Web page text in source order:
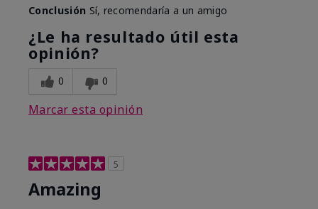
Conclusión Sí, recomendaría a un amigo
¿Le ha resultado útil esta
opinión?
0 0
Marcar esta opinión
5
Amazing